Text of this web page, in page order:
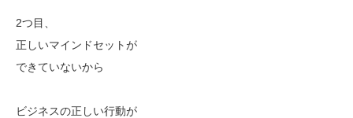
2つ目、
正しいマインドセットが
できていないから
ビジネスの正しい行動が